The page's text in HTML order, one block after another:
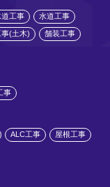
道工事 水道工事
(土木) 舗装工事
事
ALC工事 屋根工事